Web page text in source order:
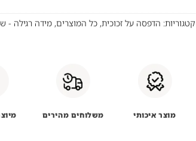
קטגוריות: הדפסה על זכוכית, כל המוצרים, מידה רגילה -
מוצר איכותי משלוחים מהירים